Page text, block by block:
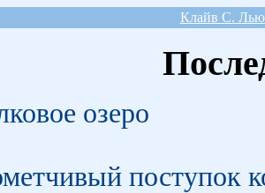
Клайв С.
озеро
поступок